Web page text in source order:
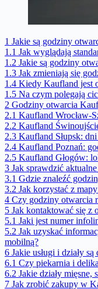
1 Jakie są godziny
1.1 Jak wyglądają
1.2 Jakie są godziny
1.3 Jak zmieniają się
1.4 Kiedy Kaufland jest
1.5 Na czym polegają
2 Godziny otwarcia
2.1 Kaufland Wrocław-
2.2 Kaufland
2.3 Kaufland Słupsk:
2.4 Kaufland Poznań:
2.5 Kaufland Głogów:
3 Jak sprawdzić
3.1 Gdzie znaleźć
3.2 Jak korzystać z
4 Czy godziny otwarcia
5 Jak kontaktować się z
5.1 Jaki jest numer
5.2 Jak uzyskać
mobilną?
6 Jakie usługi i działy
6.1 Czy piekarnia i
6.2 Jakie działy mięsne,
7 Jak zrobić zakupy w